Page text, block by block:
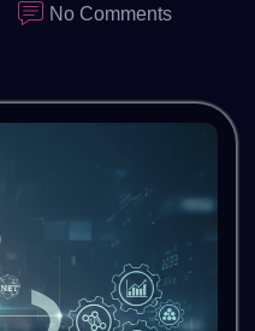
No Comments